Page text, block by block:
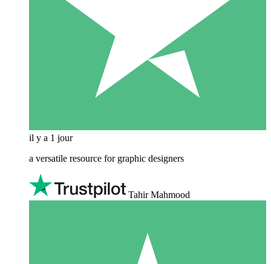
il y a 1 jour
a versatile resource for graphic designers
Tahir Mahmood